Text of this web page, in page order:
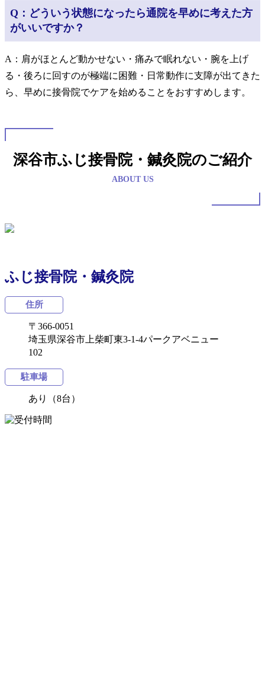
Q：どういう状態になったら通院を早めに考えた方
がいいですか？
A：肩がほとんど動かせない・痛みで眠れない・腕を上げ
る・後ろに回すのが極端に困難・日常動作に支障が出てきた
ら、早めに接骨院でケアを始めることをおすすめします。
深谷市ふじ接骨院・鍼灸院のご紹介
ABOUT US
ふじ接骨院・鍼灸院
住所
〒366-0051
埼玉県深谷市上柴町東3-1-4パークアベニュー
102
駐車場
あり（8台）